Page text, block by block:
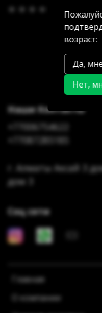
(0)
Главная
О компании
Наши Контакты
+77006754622
+77087285185
г. Алматы Аксай 3
дом 3
Соц сети
возраст:
Да,
Нет,